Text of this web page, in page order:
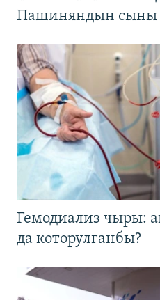
Пашиняндын сыны
Гемодиализ чыры:
да которулганбы?